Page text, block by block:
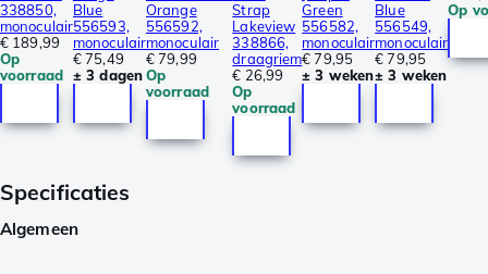
338850,
monoculair
€ 189,99
Op
voorraad
Blue
556593,
monoculair
€ 75,49
± 3 dagen
Orange
556592,
monoculair
€ 79,99
Op
voorraad
Strap
Lakeview
338866,
draagriem
€ 26,99
Op
voorraad
Green
556582,
monoculair
€ 79,95
± 3 weken
Blue
556549,
monoculair
€ 79,95
± 3 weken
Op
Specificaties
Algemeen